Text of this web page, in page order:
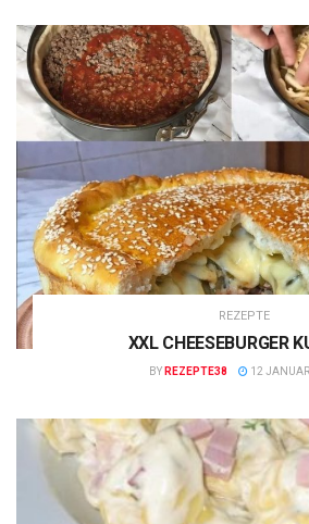
REZEPTE
XXL CHEESEBURGER
BY REZEPTE38 12